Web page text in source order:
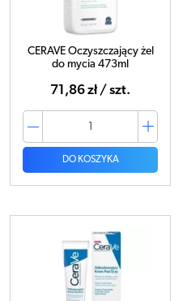
CERAVE Oczyszczający żel
do mycia 473ml
71,86 zł / szt.
DO KOSZYKA